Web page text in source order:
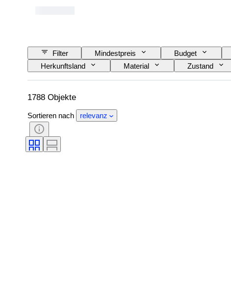
Filter Mindestpreis Budget
Herkunftsland
Material Zustand
Farbe
Anbaugebiet Wein Füllstand
1788 Objekte
Sortieren nach relevanz